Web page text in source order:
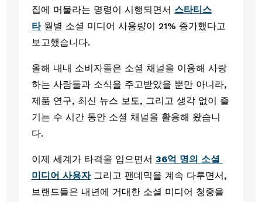
집에 머물라는 명령이 시행되면서 스타티스
타 월별 소셜 미디어 사용량이 21% 증가했다고
보고했습니다.
올해 내내 소비자들은 소셜 채널을 이용해 사랑
하는 사람들과 소식을 주고받았을 뿐만 아니라,
제품 연구, 최신 뉴스 보도, 그리고 생각 없이 즐
기는 수 시간 동안 소셜 채널을 활용해 왔습니
다.
이제 세계가 타격을 입으면서 36억 명의 소셜
미디어 사용자 그리고 팬데믹을 계속 다루면서,
브랜드들은 내년에 거대한 소셜 미디어 청중을